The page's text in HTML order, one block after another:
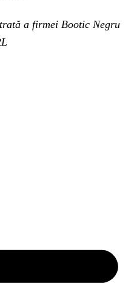
a firmei Bootic Negru